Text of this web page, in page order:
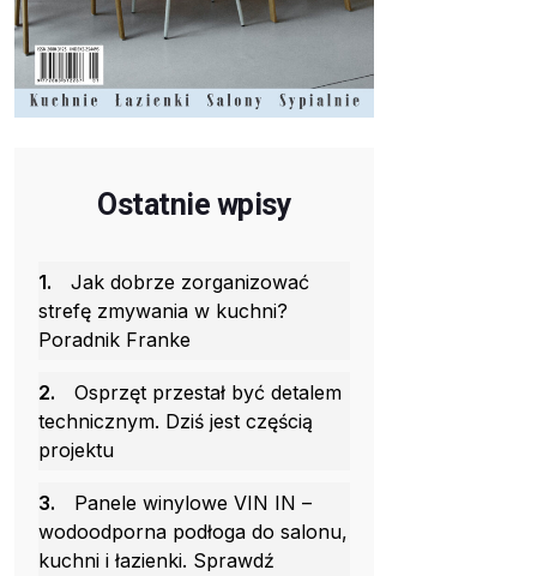
Ostatnie wpisy
1.
Jak dobrze zorganizować
strefę zmywania w kuchni?
Poradnik Franke
2.
Osprzęt przestał być detalem
technicznym. Dziś jest częścią
projektu
3.
Panele winylowe VIN IN –
wodoodporna podłoga do salonu,
kuchni i łazienki. Sprawdź